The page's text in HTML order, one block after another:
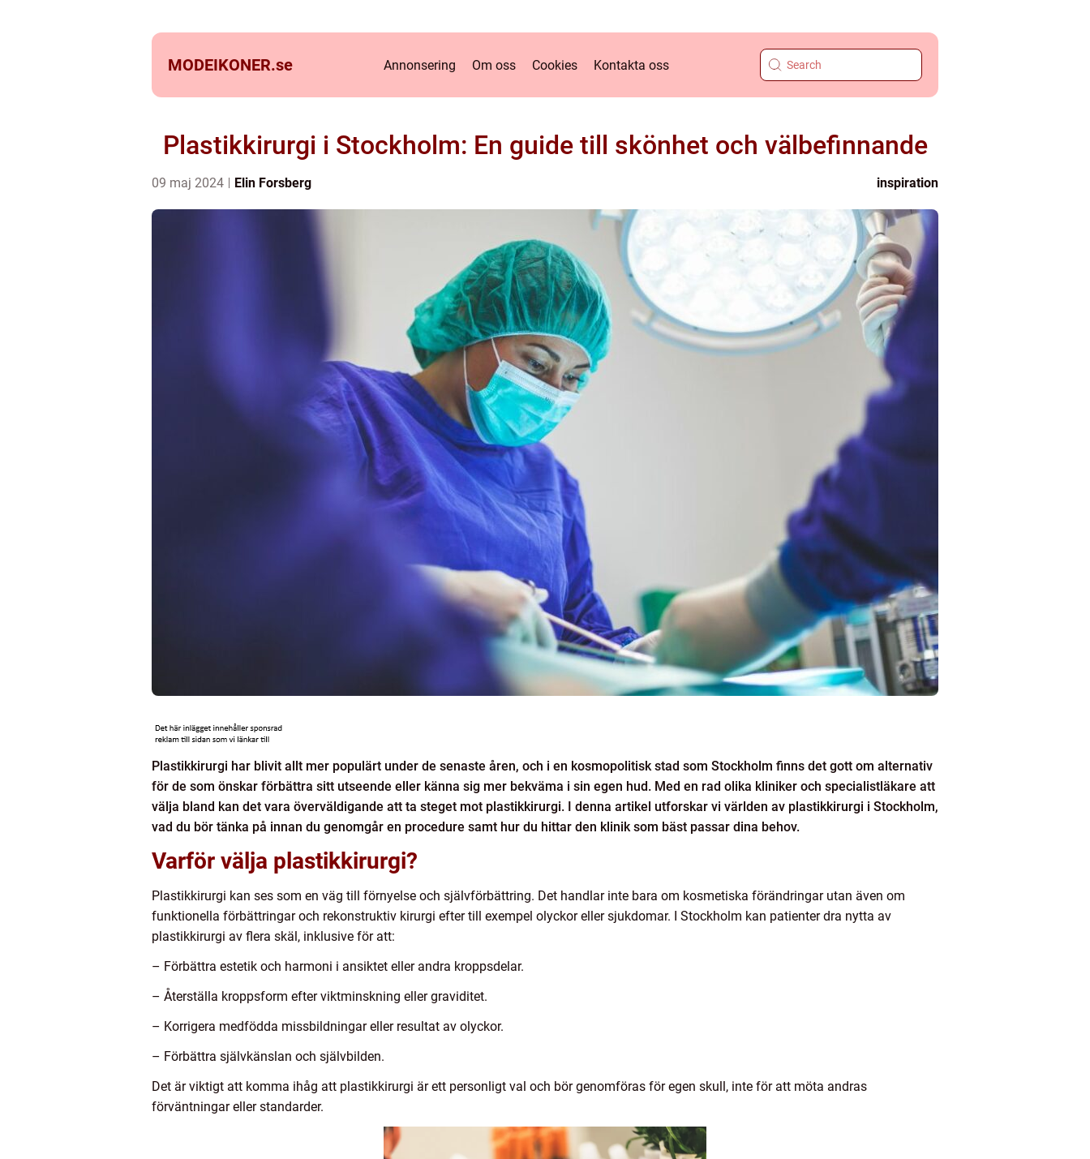
MODEIKONER.se Annonsering Om oss Cookies Kontakta oss
Plastikkirurgi i Stockholm: En guide till skönhet och välbefinnande
09 maj 2024 Elin Forsberg inspiration
Plastikkirurgi har blivit allt mer populärt under de senaste åren, och i en kosmopolitisk stad som Stockholm finns det gott om alternativ
för de som önskar förbättra sitt utseende eller känna sig mer bekväma i sin egen hud. Med en rad olika kliniker och specialistläkare att
välja bland kan det vara överväldigande att ta steget mot plastikkirurgi. I denna artikel utforskar vi världen av plastikkirurgi i Stockholm,
vad du bör tänka på innan du genomgår en procedure samt hur du hittar den klinik som bäst passar dina behov.
Varför välja plastikkirurgi?
Plastikkirurgi kan ses som en väg till förnyelse och självförbättring. Det handlar inte bara om kosmetiska förändringar utan även om
funktionella förbättringar och rekonstruktiv kirurgi efter till exempel olyckor eller sjukdomar. I Stockholm kan patienter dra nytta av
plastikkirurgi av flera skäl, inklusive för att:
– Förbättra estetik och harmoni i ansiktet eller andra kroppsdelar.
– Återställa kroppsform efter viktminskning eller graviditet.
– Korrigera medfödda missbildningar eller resultat av olyckor.
– Förbättra självkänslan och självbilden.
Det är viktigt att komma ihåg att plastikkirurgi är ett personligt val och bör genomföras för egen skull, inte för att möta andras
förväntningar eller standarder.